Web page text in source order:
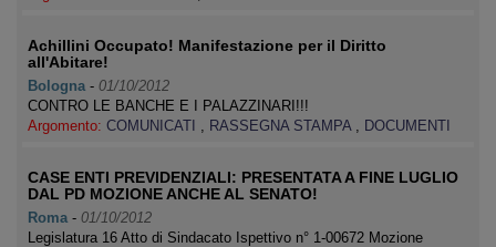
Achillini Occupato! Manifestazione per il Diritto
all'Abitare!
Bologna - 01/10/2012
CONTRO LE BANCHE E I PALAZZINARI!!!
Argomento: COMUNICATI , RASSEGNA STAMPA , DOCUMENTI
CASE ENTI PREVIDENZIALI: PRESENTATA A FINE LUGLIO
DAL PD MOZIONE ANCHE AL SENATO!
Roma - 01/10/2012
Legislatura 16 Atto di Sindacato Ispettivo n° 1-00672 Mozione